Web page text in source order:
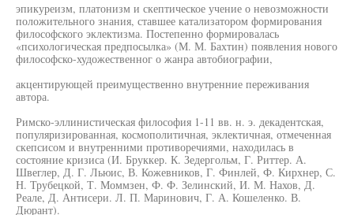
эпикуреизм, платонизм и скептическое учение о невозможности
положительного знания, ставшее катализатором формирования
философского эклектизма. Постепенно формировалась
«психологическая предпосылка» (М. М. Бахтин) появления нового
философско-художественног о жанра автобиографии,
акцентирующей преимущественно внутренние переживания
автора.
Римско-эллинистическая философия 1-11 вв. н. э. декадентская,
популяризированная, космополитичная, эклектичная, отмеченная
скепсисом и внутренними противоречиями, находилась в
состояние кризиса (И. Бруккер. К. Зедергольм, Г. Риттер. А.
Швеглер, Д. Г. Льюис, В. Кожевников, Г. Финлей, Ф. Кирхнер, С.
Н. Трубецкой, Т. Моммзен, Ф. Ф. Зелинский, И. М. Нахов, Д.
Реале, Д. Антисери. Л. П. Маринович, Г. А. Кошеленко. В.
Дюрант).